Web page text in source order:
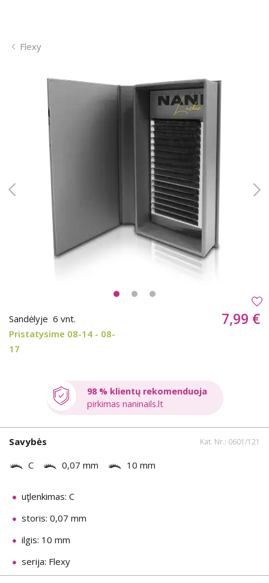
Flexy
Sandėlyje 6 vnt.
Pristatysime 08-14 - 08-
17
7,99 €
98 % klientų rekomenduoja
pirkimas naninails.lt
Savybės Kat. Nr.: 0601/121
C 0,07 mm 10 mm
uţlenkimas: C
storis: 0,07 mm
ilgis: 10 mm
serija: Flexy